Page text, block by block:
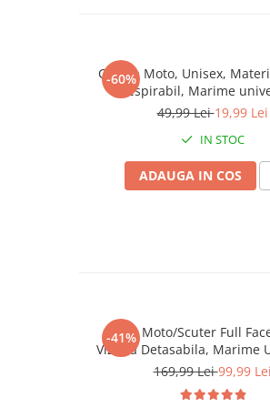
-60%
Cagula Moto, Unisex,
respirabil, Marime
49,99 Lei19,99 Lei
IN STOC
ADAUGA IN COS
-41%
Casca Moto/Scuter Full
Viziera Detasabila, Marime
59-62cm, Negru
169,99 Lei99,99 Lei